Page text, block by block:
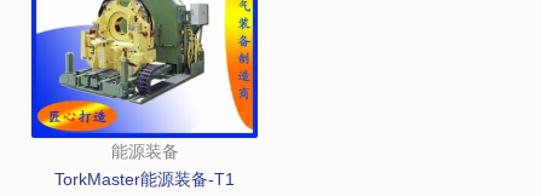
能源装备
TorkMaster能源装备-T1